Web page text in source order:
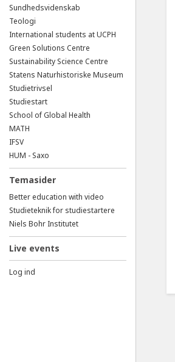
Sundhedsvidenskab
Teologi
International students at UCPH
Green Solutions Centre
Sustainability Science Centre
Statens Naturhistoriske Museum
Studietrivsel
Studiestart
School of Global Health
MATH
IFSV
HUM - Saxo
Temasider
Better education with video
Studieteknik for studiestartere
Niels Bohr Institutet
Live events
Log ind